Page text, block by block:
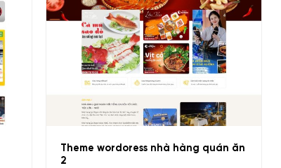
Theme wordoress nhà hàng quán ăn
2